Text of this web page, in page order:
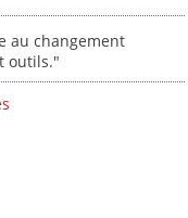
au changement
outils."